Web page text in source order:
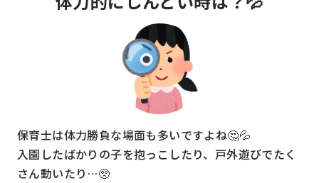
保育士は体力勝負な場面も多いですよね🤔💦
入園したばかりの子を抱っこしたり、戸外遊びでたく
さん動いたり…🥺